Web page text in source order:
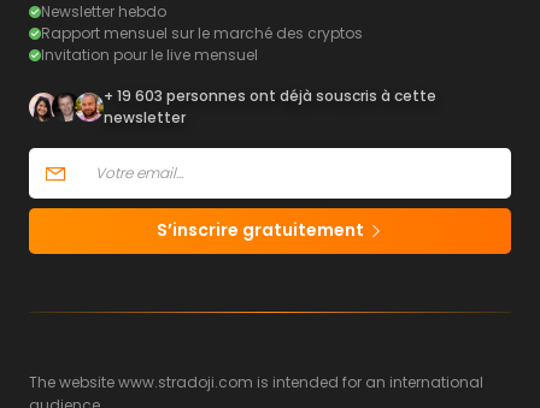
Newsletter hebdo
Rapport mensuel sur le marché des cryptos
Invitation pour le live mensuel
+ 19 603 personnes ont déjà souscris à cette
newsletter
S’inscrire gratuitement
The website www.stradoji.com is intended for an international